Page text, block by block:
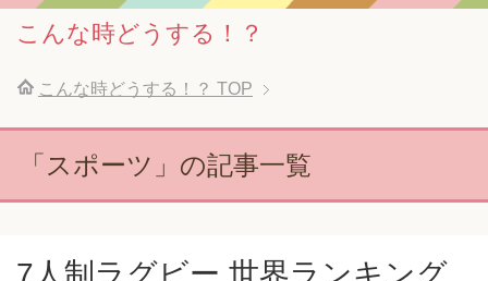
こんな時どうする！？
こんな時どうする！？ TOP
「スポーツ」の記事一覧
7人制ラグビー 世界ランキング